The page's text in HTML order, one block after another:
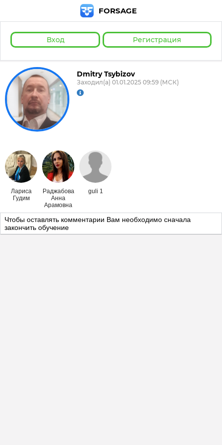
FORSAGE
Вход Регистрация
Dmitry Tsybizov
Заходил(а) 01.01.2025 09:59 (МСК)
Лариса
Гудим
Раджабова
Анна
Арамовна
guli 1
Чтобы оставлять комментарии Вам необходимо сначала
закончить обучение